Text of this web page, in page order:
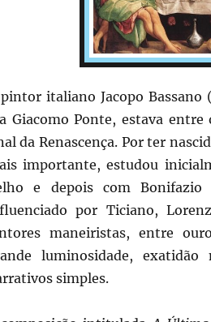
italiano Jacopo Bassano
Giacomo Ponte, estava
da Renascença. Por ter
importante, estudou
e depois com
por Ticiano,
maneiristas, entre
luminosidade,
simples.